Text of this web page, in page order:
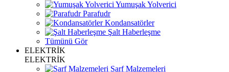
Yumuşak Yolverici
Parafudr
Kondansatörler
Şalt Haberleşme
Tümünü Gör
ELEKTRİK
ELEKTRİK
Sarf Malzemeleri